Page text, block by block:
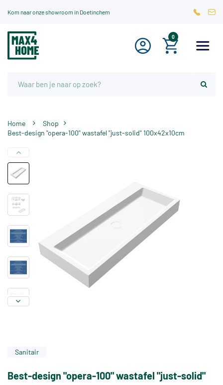
Kom naar onze showroom in Doetinchem
0
Home
Shop
Best-design "opera-100" wastafel "just-solid" 100x42x10cm
Sanitair
Best-design "opera-100" wastafel "just-solid"